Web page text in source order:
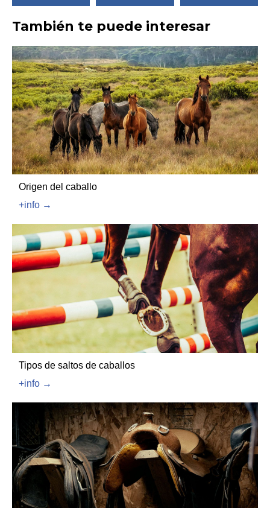
También te puede interesar
Origen del caballo
+info →
Tipos de saltos de caballos
+info →